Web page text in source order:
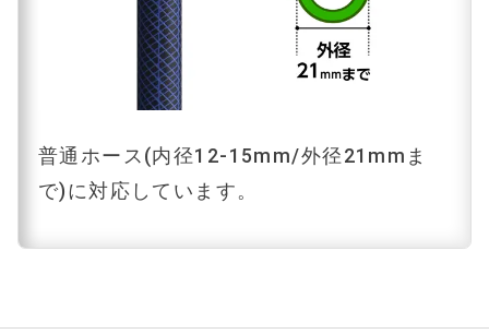
普通ホース(内径12-15mm/外径21mmま
で)に対応しています。